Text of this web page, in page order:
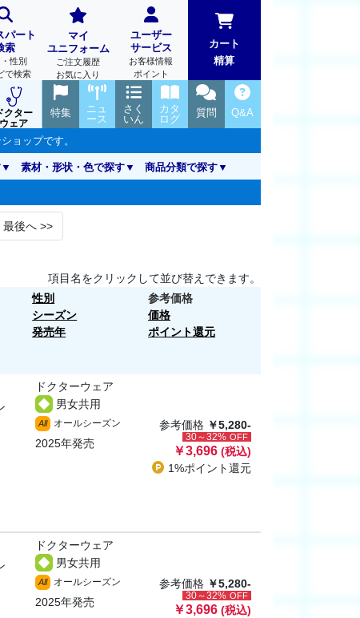
パート
索
性別
で検索
マイ
ユニフォーム
ご注文履歴
お気に入り
ユーザー
サービス
お客様情報
ポイント
カート
精算
クター
ウェア
Q&A
質問
カタ
ログ
さく
いん
ニュ
ース
特集
ョップです。
素材・形状・色で探す 商品分類で探す
最後へ>>
項目名をクリックして並び替えできます。
性別
シーズン
発売年
参考価格
価格
ポイント還元
ドクターウェア
男女共用
All オールシーズン
2025年発売
参考価格 ￥5,280-
30～32% OFF
￥3,696 (税込)
1%ポイント還元
ドクターウェア
男女共用
All オールシーズン
2025年発売
参考価格 ￥5,280-
30～32% OFF
￥3,696 (税込)